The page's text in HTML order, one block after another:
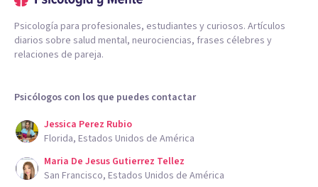
Psicología para profesionales, estudiantes y curiosos. Artículos
diarios sobre salud mental, neurociencias, frases célebres y
relaciones de pareja.
Psicólogos con los que puedes contactar
Jessica Perez Rubio
Florida, Estados Unidos de América
Maria De Jesus Gutierrez Tellez
San Francisco, Estados Unidos de América